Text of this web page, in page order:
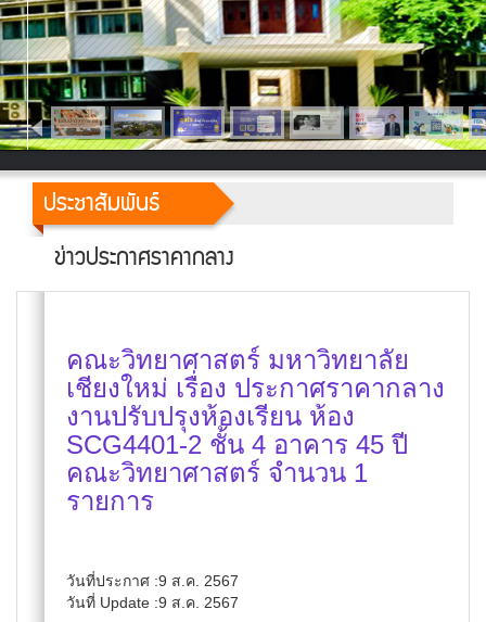
ประชาสัมพันธ์
ข่าวประกาศราคากลาง
คณะวิทยาศาสตร์ มหาวิทยาลัย
เชียงใหม่ เรื่อง ประกาศราคากลาง
งานปรับปรุงห้องเรียน ห้อง
SCG4401-2 ชั้น 4 อาคาร 45 ปี
คณะวิทยาศาสตร์ จำนวน 1
รายการ
วันที่ประกาศ :9 ส.ค. 2567
วันที่ Update :9 ส.ค. 2567